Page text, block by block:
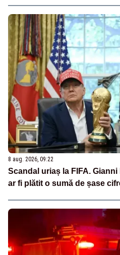
8 aug. 2026, 09:22
Scandal uriaș la FIFA.
ar fi plătit o sumă de șase